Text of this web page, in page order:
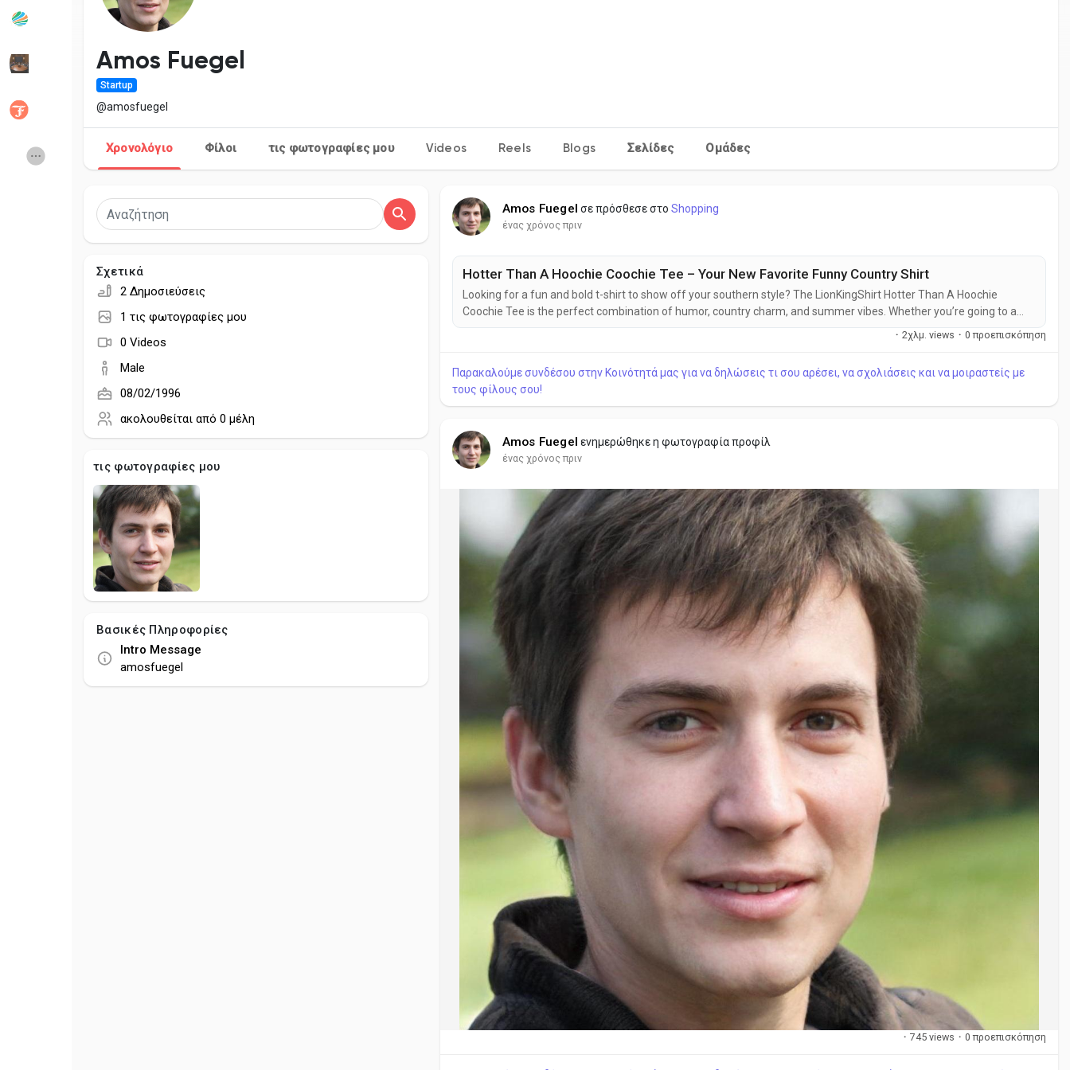
Δημοφιλείς δημοσιεύσεις
Developers
Creator Commerce Launch Startup
Global News
Amos Fuegel
Startup
@amosfuegel
Χρονολόγιο Φίλοι τις φωτογραφίες μου Videos Reels Blogs Σελίδες Ομάδες
Σχετικά
2 Δημοσιεύσεις
1 τις φωτογραφίες μου
0 Videos
Male
08/02/1996
ακολουθείται από 0 μέλη
τις φωτογραφίες μου
Βασικές Πληροφορίες
Intro Message
amosfuegel
Amos Fuegel σε πρόσθεσε στοShopping
ένας χρόνος πριν
Hotter Than A Hoochie Coochie Tee – Your New Favorite Funny Country Shirt
Looking for a fun and bold t-shirt to show off your southern style? The LionKingShirt Hotter Than A Hoochie
Coochie Tee is the perfect combination of humor, country charm, and summer vibes. Whether you’re going to a
concert, a barbecue, or just want to wear something that makes everyone laugh, this is the shirt for you. 1. Why
· 2χλμ. views · 0 προεπισκόπηση
Παρακαλούμε συνδέσου στην Κοινότητά μας για να δηλώσεις τι σου αρέσει, να σχολιάσεις και να μοιραστείς με
τους φίλους σου!
Amos Fuegel ενημερώθηκε η φωτογραφία προφίλ
ένας χρόνος πριν
· 745 views · 0 προεπισκόπηση